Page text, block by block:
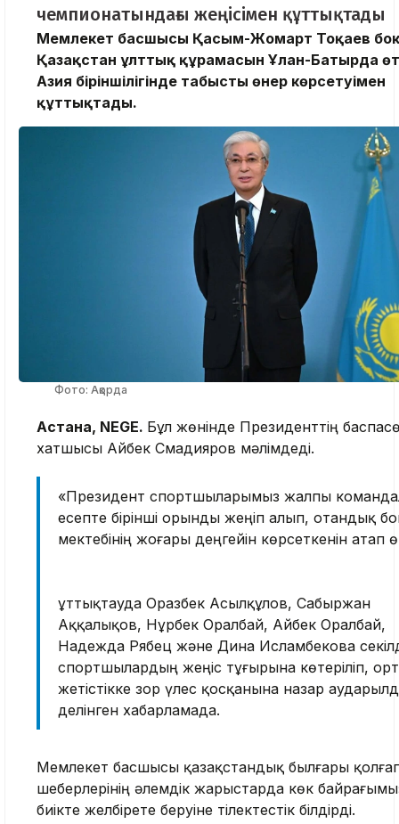
чемпионатындағы жеңісімен құттықтады
Мемлекет басшысы Қасым-Жомарт Тоқаев
Қазақстан ұлттық құрамасын Ұлан-Батырда
Азия біріншілігінде табысты өнер көрсетуімен
құттықтады.
Фото: Ақорда
Астана, NEGE. Бұл жөнінде Президенттің
хатшысы Айбек Смадияров мәлімдеді.
«Президент спортшыларымыз жалпы
есепте бірінші орынды жеңіп алып, отандық
мектебінің жоғары деңгейін көрсеткенін атап
Құттықтауда Оразбек Асылқұлов, Сабыржан
Аққалықов, Нұрбек Оралбай, Айбек Оралбай,
Надежда Рябец және Дина Исламбекова
спортшылардың жеңіс тұғырына көтеріліп,
жетістікке зор үлес қосқанына назар
делінген хабарламада.
Мемлекет басшысы қазақстандық былғары
шеберлерінің әлемдік жарыстарда көк
биікте желбірете беруіне тілектестік білдірді.